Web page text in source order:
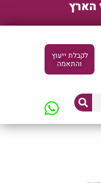
הארץ
לקבלת ייעוץ
והתאמה